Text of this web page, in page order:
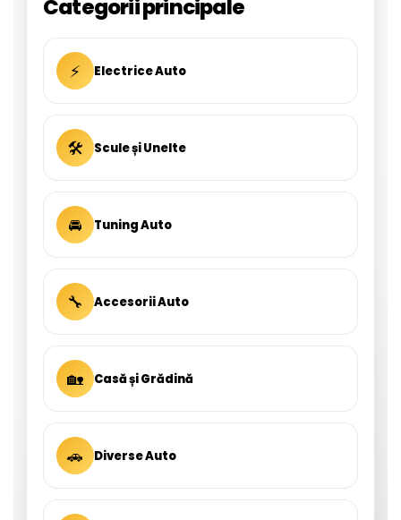
Categorii principale
⚡ Electrice Auto
🛠 Scule și Unelte
🚘 Tuning Auto
🔧 Accesorii Auto
🏡 Casă și Grădină
🚗 Diverse Auto